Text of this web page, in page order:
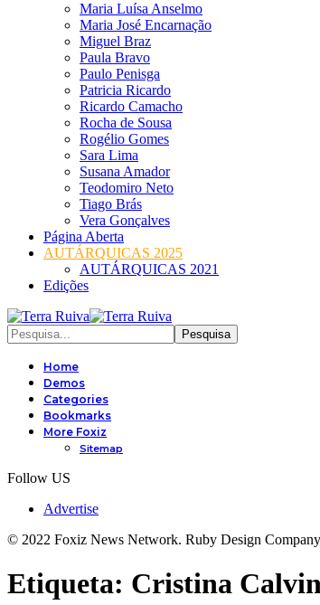
Maria Luísa Anselmo
Maria José Encarnação
Miguel Braz
Paula Bravo
Paulo Penisga
Patricia Ricardo
Ricardo Camacho
Rocha de Sousa
Rogélio Gomes
Sara Lima
Susana Amador
Teodomiro Neto
Tiago Brás
Vera Gonçalves
Página Aberta
AUTÁRQUICAS 2025
AUTÁRQUICAS 2021
Edições
Home
Demos
Categories
Bookmarks
More Foxiz
Sitemap
Follow US
Advertise
© 2022 Foxiz News Network. Ruby Design
Etiqueta: Cristina